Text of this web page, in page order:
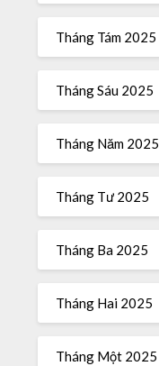
Tháng Tám 2025
Tháng Sáu 2025
Tháng Năm 2025
Tháng Tư 2025
Tháng Ba 2025
Tháng Hai 2025
Tháng Một 2025